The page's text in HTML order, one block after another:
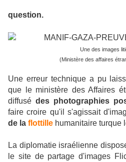
question.
Une des images
(Ministère des affaires
Une erreur technique a pu
que le ministère des Affaires
diffusé des photographies
faire croire qu'il s'agissait
de la flottille humanitaire turque
La diplomatie israélienne
le site de partage d'images